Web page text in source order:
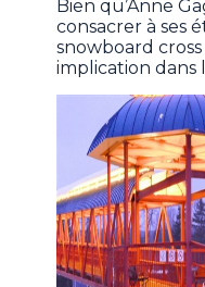
Bien qu’Anne
consacrer à ses
snowboard
implication dans